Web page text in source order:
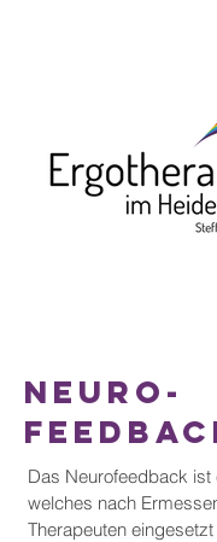
Neuro-
Das Neurofeedback ist
welches nach
Therapeuten